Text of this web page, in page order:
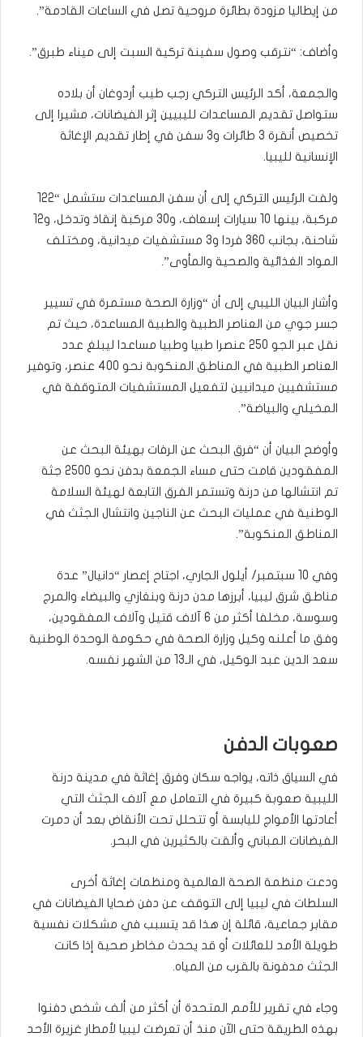
من إيطاليا مزودة بطائرة مروحية تصل في الساعات القادمة”.
وأضاف: “نترقب وصول سفينة تركية السبت إلى ميناء طبرق”.
والجمعة، أكد الرئيس التركي رجب طيب أردوغان أن بلاده
ستواصل تقديم المساعدات لليبيين إثر الفيضانات، مشيرا إلى
تخصيص أنقرة 3 طائرات و3 سفن في إطار تقديم الإغاثة
الإنسانية لليبيا.
ولفت الرئيس التركي إلى أن سفن المساعدات ستشمل “122
مركبة، بينها 10 سيارات إسعاف، و30 مركبة إنقاذ وتدخل، و12
شاحنة، بجانب 360 فردا و3 مستشفيات ميدانية، ومختلف
المواد الغذائية والصحية والمأوى”.
وأشار البيان الليبي إلى أن “وزارة الصحة مستمرة في تسيير
جسر جوي من العناصر الطبية والطبية المساعدة، حيث تم
نقل عبر الجو 250 عنصرا طبيا وطبيا مساعدا ليبلغ عدد
العناصر الطبية في المناطق المنكوبة نحو 400 عنصر، وتوفير
مستشفيين ميدانيين لتفعيل المستشفيات المتوقفة في
المخيلي والبياضة”.
وأوضح البيان أن “فرق البحث عن الرفات بهيئة البحث عن
المفقودين قامت حتى مساء الجمعة بدفن نحو 2500 جثة
تم انتشالها من درنة وتستمر الفرق التابعة لهيئة السلامة
الوطنية في عمليات البحث عن الناجين وانتشال الجثث في
المناطق المنكوبة”.
وفي 10 سبتمبر/ أيلول الجاري، اجتاح إعصار “دانيال” عدة
مناطق شرق ليبيا، أبرزها مدن درنة وبنغازي والبيضاء والمرج
وسوسة، مخلفا أكثر من 6 آلاف قتيل وآلاف المفقودين،
وفق ما أعلنه وكيل وزارة الصحة في حكومة الوحدة الوطنية
سعد الدين عبد الوكيل، في الـ13 من الشهر نفسه.
صعوبات الدفن
في السياق ذاته، يواجه سكان وفرق إغاثة في مدينة درنة
الليبية صعوبة كبيرة في التعامل مع آلاف الجثث التي
أعادتها الأمواج لليابسة أو تتحلل تحت الأنقاض بعد أن دمرت
الفيضانات المباني وألقت بالكثيرين في البحر.
ودعت منظمة الصحة العالمية ومنظمات إغاثة أخرى
السلطات في ليبيا إلى التوقف عن دفن ضحايا الفيضانات في
مقابر جماعية، قائلة إن هذا قد يتسبب في مشكلات نفسية
طويلة الأمد للعائلات أو قد يحدث مخاطر صحية إذا كانت
الجثث مدفونة بالقرب من المياه.
وجاء في تقرير للأمم المتحدة أن أكثر من ألف شخص دفنوا
بهذه الطريقة حتى الآن منذ أن تعرضت ليبيا لأمطار غزيرة الأحد